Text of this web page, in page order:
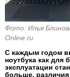
Фото: Илья
Online.ru
С каждым годом
ноутбука как для
эксплуатации
больше,